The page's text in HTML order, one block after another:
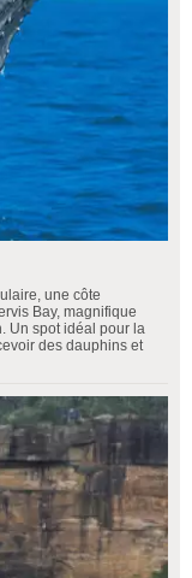
une côte
Bay, magnifique
Un spot idéal pour la
des dauphins et